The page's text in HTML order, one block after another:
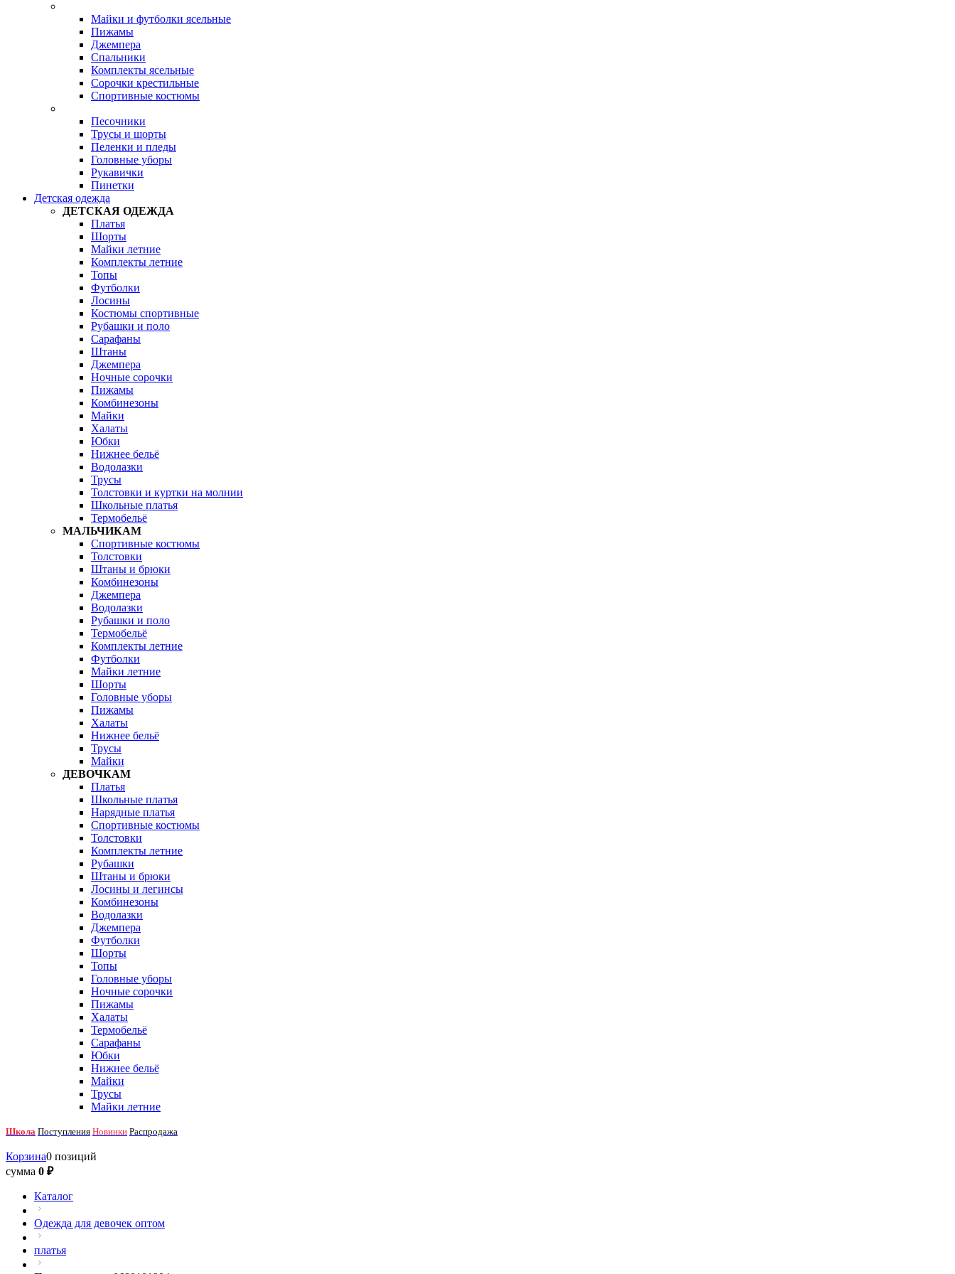
Майки и футболки ясельные
Пижамы
Джемпера
Спальники
Комплекты ясельные
Сорочки крестильные
Спортивные костюмы
Песочники
Трусы и шорты
Пеленки и пледы
Головные уборы
Рукавички
Пинетки
Детская одежда
ДЕТСКАЯ ОДЕЖДА
Платья
Шорты
Майки летние
Комплекты летние
Топы
Футболки
Лосины
Костюмы спортивные
Рубашки и поло
Сарафаны
Штаны
Джемпера
Ночные сорочки
Пижамы
Комбинезоны
Майки
Халаты
Юбки
Нижнее бельё
Водолазки
Трусы
Толстовки и куртки на молнии
Школьные платья
Термобельё
МАЛЬЧИКАМ
Спортивные костюмы
Толстовки
Штаны и брюки
Комбинезоны
Джемпера
Водолазки
Рубашки и поло
Термобельё
Комплекты летние
Футболки
Майки летние
Шорты
Головные уборы
Пижамы
Халаты
Нижнее бельё
Трусы
Майки
ДЕВОЧКАМ
Платья
Школьные платья
Нарядные платья
Спортивные костюмы
Толстовки
Комплекты летние
Рубашки
Штаны и брюки
Лосины и легинсы
Комбинезоны
Водолазки
Джемпера
Футболки
Шорты
Топы
Головные уборы
Ночные сорочки
Пижамы
Халаты
Термобельё
Сарафаны
Юбки
Нижнее бельё
Майки
Трусы
Майки летние
Школа Поступления Новинки Распродажа
Корзина0 позиций
сумма 0 ₽
Каталог
Одежда для девочек оптом
платья